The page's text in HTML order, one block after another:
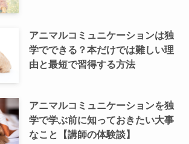
アニマルコミュニケーションは独
学でできる？本だけでは難しい理
由と最短で習得する方法
アニマルコミュニケーションを独
学で学ぶ前に知っておきたい大事
なこと【講師の体験談】